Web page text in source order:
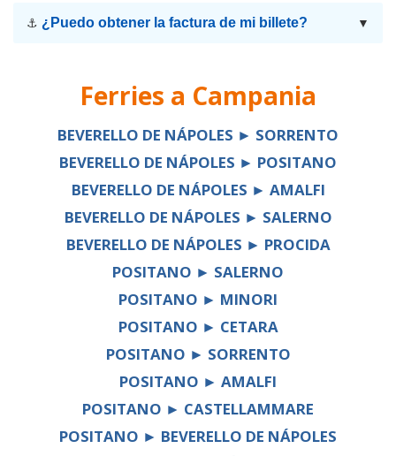
⚓ ¿Puedo obtener la factura de mi billete? ▼
Ferries a Campania
BEVERELLO DE NÁPOLES ► SORRENTO
BEVERELLO DE NÁPOLES ► POSITANO
BEVERELLO DE NÁPOLES ► AMALFI
BEVERELLO DE NÁPOLES ► SALERNO
BEVERELLO DE NÁPOLES ► PROCIDA
POSITANO ► SALERNO
POSITANO ► MINORI
POSITANO ► CETARA
POSITANO ► SORRENTO
POSITANO ► AMALFI
POSITANO ► CASTELLAMMARE
POSITANO ► BEVERELLO DE NÁPOLES